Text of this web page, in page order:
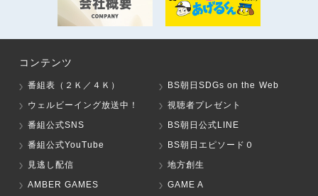
コンテンツ
番組表（２Ｋ／４Ｋ）
BS朝日SDGs on the Web
ウェルビーイング放送中！
視聴者プレゼント
番組公式SNS
BS朝日公式LINE
番組公式YouTube
BS朝日エピソード０
見逃し配信
地方創生
AMBER GAMES
GAME A